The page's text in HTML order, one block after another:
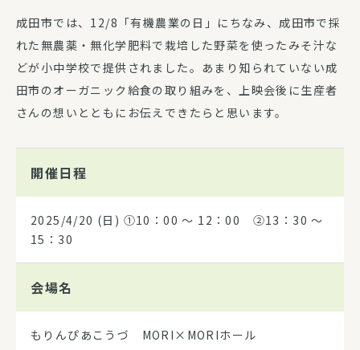
成田市では、12/8「有機農業の日」にちなみ、成田市で採
れた無農薬・無化学肥料で栽培した野菜を使ったみそ汁な
どが小中学校で提供されました。あまり知られていない成
田市のオーガニック給食の取り組みを、上映会後に生産者
さんの想いとともにお伝えできたらと思います。
開催日程
2025/4/20 (日) ①10：00 ～ 12：00 ②13：30 ～
15：30
会場名
もりんぴあこうづ MORI×MORIホール